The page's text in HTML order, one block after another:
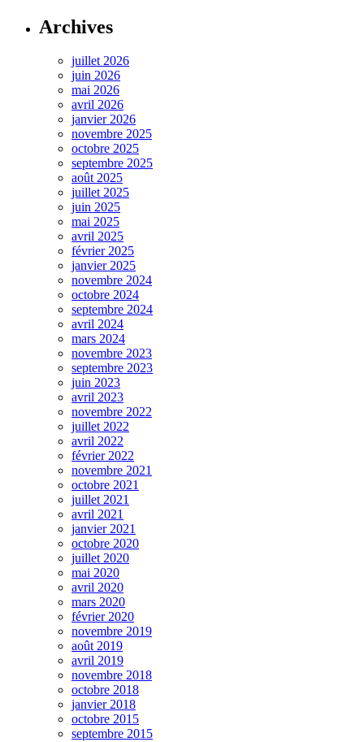
Archives
juillet 2026
juin 2026
mai 2026
avril 2026
janvier 2026
novembre 2025
octobre 2025
septembre 2025
août 2025
juillet 2025
juin 2025
mai 2025
avril 2025
février 2025
janvier 2025
novembre 2024
octobre 2024
septembre 2024
avril 2024
mars 2024
novembre 2023
septembre 2023
juin 2023
avril 2023
novembre 2022
juillet 2022
avril 2022
février 2022
novembre 2021
octobre 2021
juillet 2021
avril 2021
janvier 2021
octobre 2020
juillet 2020
mai 2020
avril 2020
mars 2020
février 2020
novembre 2019
août 2019
avril 2019
novembre 2018
octobre 2018
janvier 2018
octobre 2015
septembre 2015